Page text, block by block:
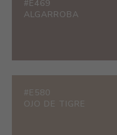
#E469
ALGARROBA
#E580
OJO DE TIGRE